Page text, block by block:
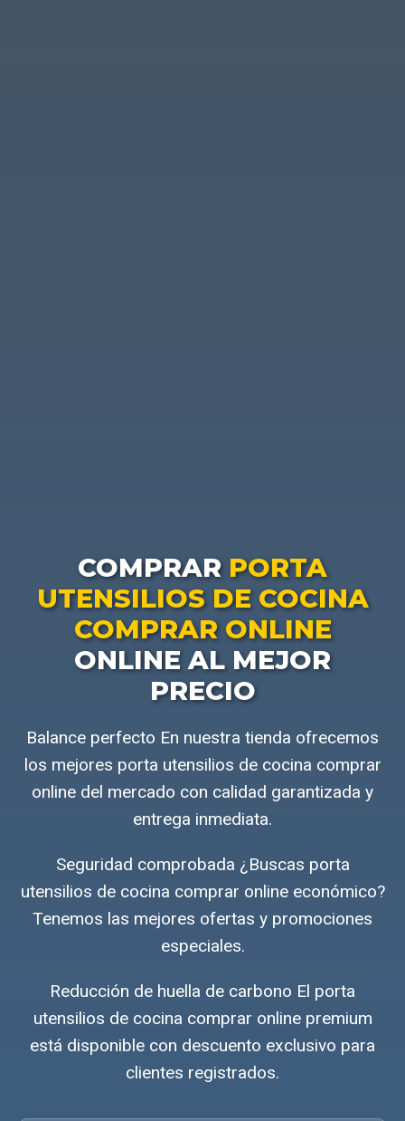
COMPRAR PORTA
UTENSILIOS DE COCINA
COMPRAR ONLINE
ONLINE AL MEJOR
PRECIO
Balance perfecto En nuestra tienda ofrecemos
los mejores porta utensilios de cocina comprar
online del mercado con calidad garantizada y
entrega inmediata.
Seguridad comprobada ¿Buscas porta
utensilios de cocina comprar online económico?
Tenemos las mejores ofertas y promociones
especiales.
Reducción de huella de carbono El porta
utensilios de cocina comprar online premium
está disponible con descuento exclusivo para
clientes registrados.